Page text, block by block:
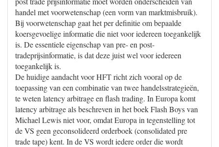
handel met voorwetenschap (een vorm van marktmisbruik).
Bij voorwetenschap gaat het per definitie om bepaalde
koersgevoelige informatie die niet voor iedereen toegankelijk
is. De essentiele eigenschap van pre- en post-
tradeprijsinformatie, is dat deze juist wel voor iedereen
toegankelijk is.
De huidige aandacht voor HFT richt zich vooral op de
toepassing van een combinatie van twee handelsstrategieën,
te weten latency arbitrage en flash trading. In Europa komt
latency arbitrage als beschreven in het boek Flash Boys van
Michael Lewis niet voor, omdat Europa in tegenstelling tot
de VS geen geconsolideerd orderboek (consolidated pre
trade tape) kent. In de VS wordt iedere order die wordt